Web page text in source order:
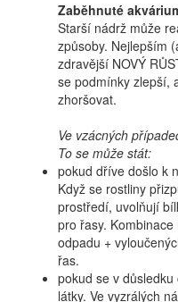
Zaběhnuté
Starší nádrž může
způsoby. Nejlepším
zdravější NOVÝ
se podmínky zlepší,
zhoršovat.
Ve vzácných
To se může stát:
pokud dříve došlo k
Když se rostliny
prostředí, uvolňují
pro řasy.
odpadu +
řas.
pokud se v
látky. Ve vyzrálých